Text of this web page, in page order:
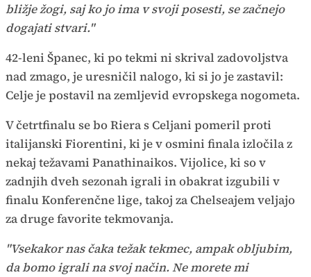
bližje žogi, saj ko jo ima v svoji posesti, se začnejo
dogajati stvari."
42-leni Španec, ki po tekmi ni skrival zadovoljstva
nad zmago, je uresničil nalogo, ki si jo je zastavil:
Celje je postavil na zemljevid evropskega nogometa.
V četrtfinalu se bo Riera s Celjani pomeril proti
italijanski Fiorentini, ki je v osmini finala izločila z
nekaj težavami Panathinaikos. Vijolice, ki so v
zadnjih dveh sezonah igrali in obakrat izgubili v
finalu Konferenčne lige, takoj za Chelseajem veljajo
za druge favorite tekmovanja.
"Vsekakor nas čaka težak tekmec, ampak obljubim,
da bomo igrali na svoj način. Ne morete mi